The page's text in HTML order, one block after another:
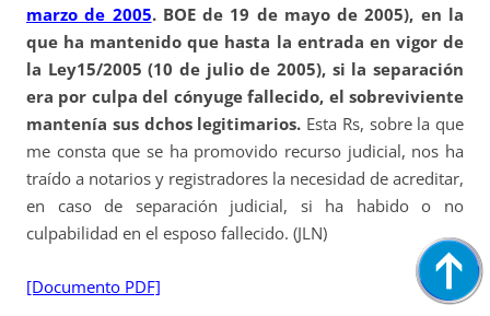
marzo de 2005. BOE de 19 de mayo de 2005), en la
que ha mantenido que hasta la entrada en vigor de
la Ley15/2005 (10 de julio de 2005), si la separación
era por culpa del cónyuge fallecido, el sobreviviente
mantenía sus dchos legitimarios. Esta Rs, sobre la que
me consta que se ha promovido recurso judicial, nos ha
traído a notarios y registradores la necesidad de acreditar,
en caso de separación judicial, si ha habido o no
culpabilidad en el esposo fallecido. (JLN)
[Documento PDF]